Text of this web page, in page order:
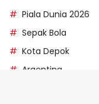
Piala Dunia 2026
Sepak Bola
Kota Depok
Argentina